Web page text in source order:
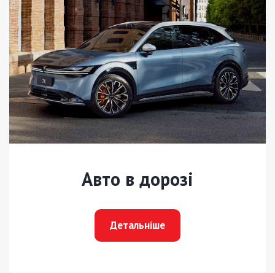
Авто в дорозі
Детальніше